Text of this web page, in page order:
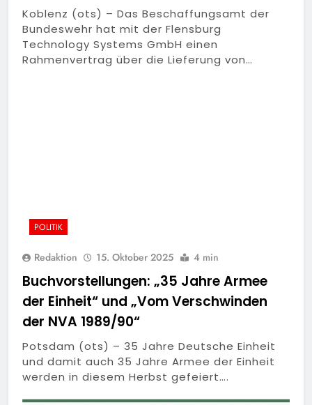
Koblenz (ots) – Das Beschaffungsamt der
Bundeswehr hat mit der Flensburg
Technology Systems GmbH einen
Rahmenvertrag über die Lieferung von…
POLITIK
Redaktion 15. Oktober 2025 4 min
Buchvorstellungen: „35 Jahre Armee
der Einheit“ und „Vom Verschwinden
der NVA 1989/90“
Potsdam (ots) – 35 Jahre Deutsche Einheit
und damit auch 35 Jahre Armee der Einheit
werden in diesem Herbst gefeiert….